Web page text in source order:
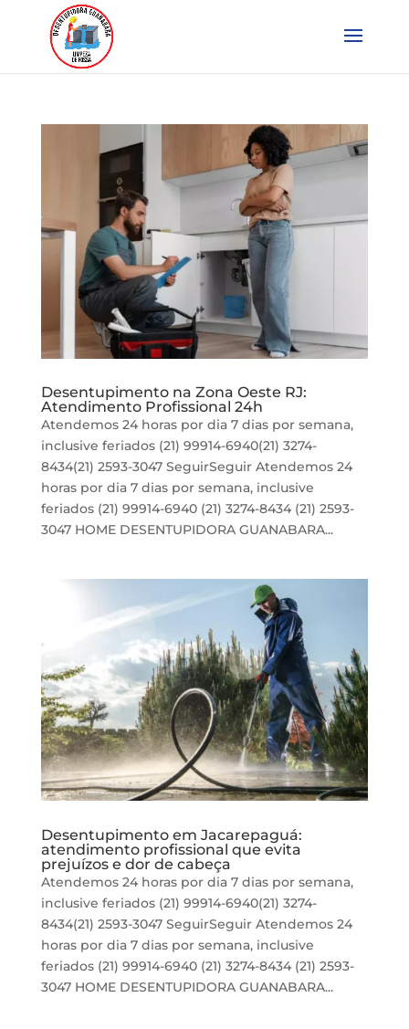
Desentupimento na Zona Oeste RJ:
Atendimento Profissional 24h
Atendemos 24 horas por dia 7 dias por semana,
inclusive feriados (21) 99914-6940(21) 3274-
8434(21) 2593-3047 SeguirSeguir Atendemos 24
horas por dia 7 dias por semana, inclusive
feriados (21) 99914-6940 (21) 3274-8434 (21) 2593-
3047 HOME DESENTUPIDORA GUANABARA...
Desentupimento em Jacarepaguá:
atendimento profissional que evita
prejuízos e dor de cabeça
Atendemos 24 horas por dia 7 dias por semana,
inclusive feriados (21) 99914-6940(21) 3274-
8434(21) 2593-3047 SeguirSeguir Atendemos 24
horas por dia 7 dias por semana, inclusive
feriados (21) 99914-6940 (21) 3274-8434 (21) 2593-
3047 HOME DESENTUPIDORA GUANABARA...